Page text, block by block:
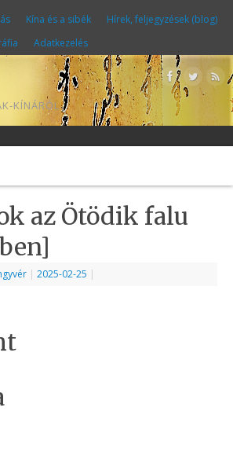
Kína és a sibék
Hírek, feljegyzések (blog)
Adatkezelés
KÍNÁRÓL
az Ötödik falu
| 2025-02-25 |